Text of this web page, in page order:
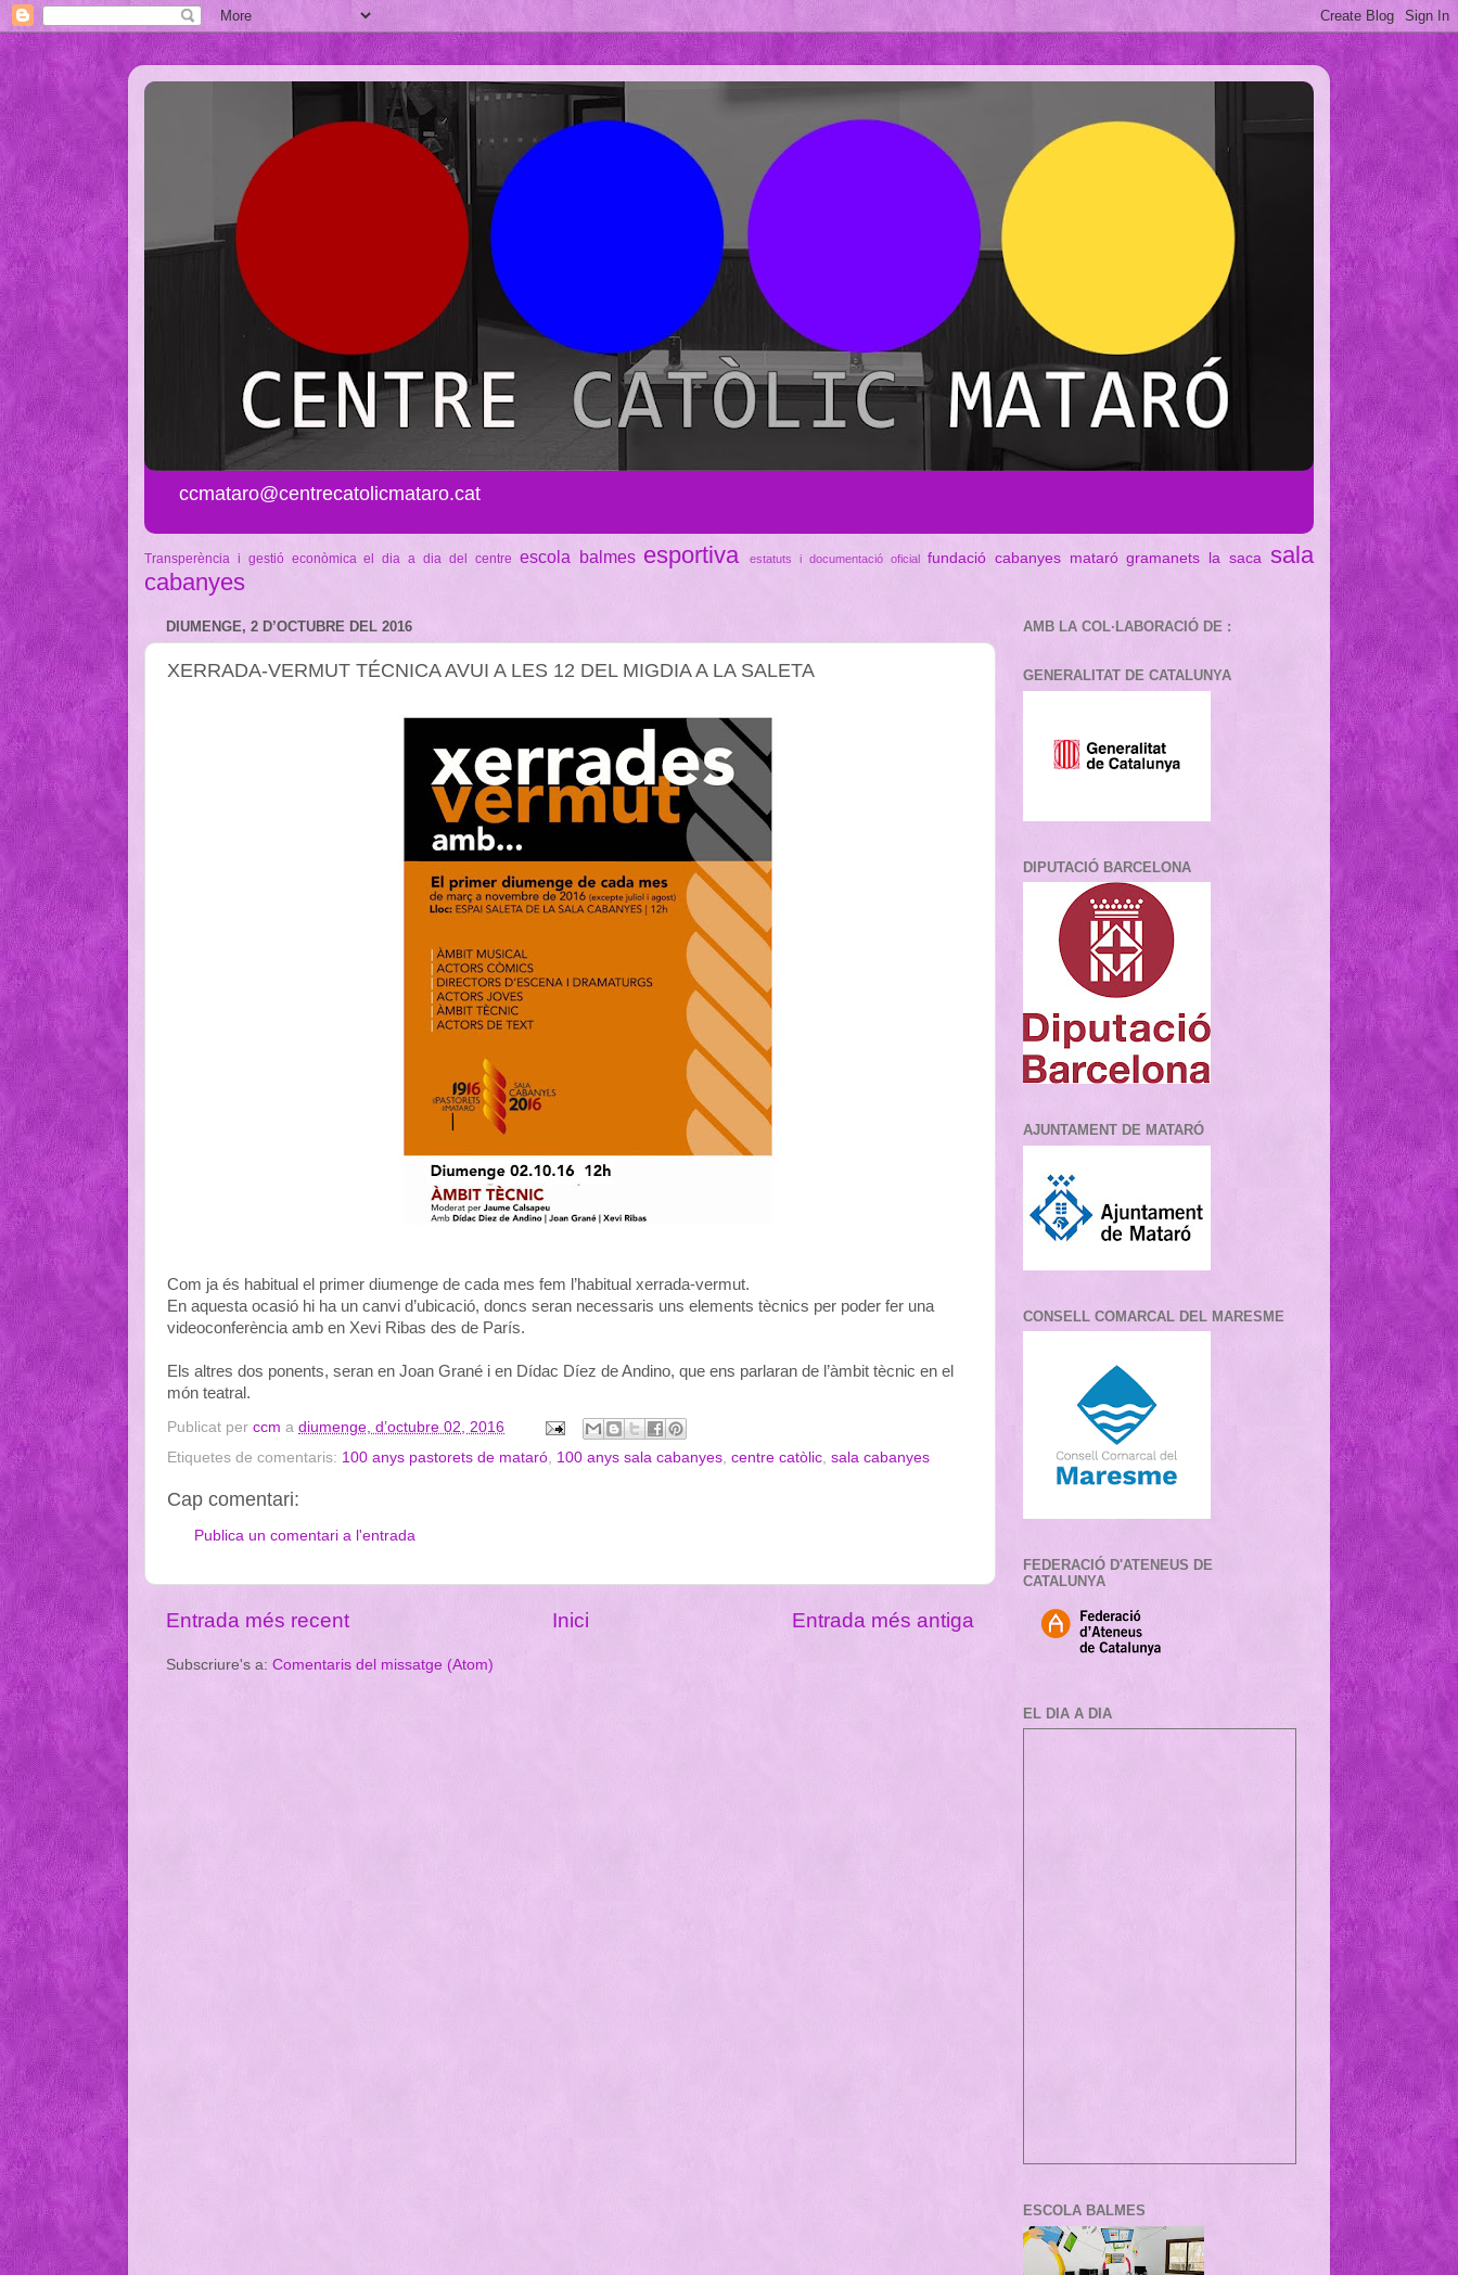
ccmataro@centrecatolicmataro.cat
Transperència i gestió econòmica el dia a dia del centre escola balmes esportiva estatuts i documentació oficial fundació cabanyes mataró gramanets la saca
sala
cabanyes
DIUMENGE, 2 D’OCTUBRE DEL 2016
XERRADA-VERMUT TÉCNICA AVUI A LES 12 DEL MIGDIA A LA SALETA
Com ja és habitual el primer diumenge de cada mes fem l’habitual xerrada-vermut.
En aquesta ocasió hi ha un canvi d’ubicació, doncs seran necessaris uns elements tècnics per poder fer una
videoconferència amb en Xevi Ribas des de París.
Els altres dos ponents, seran en Joan Grané i en Dídac Díez de Andino, que ens parlaran de l’àmbit tècnic en el
món teatral.
Publicat per ccm a diumenge, d’octubre 02, 2016
Etiquetes de comentaris: 100 anys pastorets de mataró, 100 anys sala cabanyes, centre catòlic, sala cabanyes
Cap comentari:
Publica un comentari a l'entrada
Entrada més recent Entrada més antiga
Inici
Subscriure's a: Comentaris del missatge (Atom)
AMB LA COL·LABORACIÓ DE :
GENERALITAT DE CATALUNYA
DIPUTACIÓ BARCELONA
AJUNTAMENT DE MATARÓ
CONSELL COMARCAL DEL MARESME
FEDERACIÓ D'ATENEUS DE
CATALUNYA
EL DIA A DIA
ESCOLA BALMES